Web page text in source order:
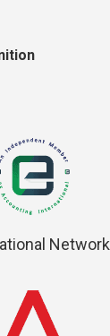
Network